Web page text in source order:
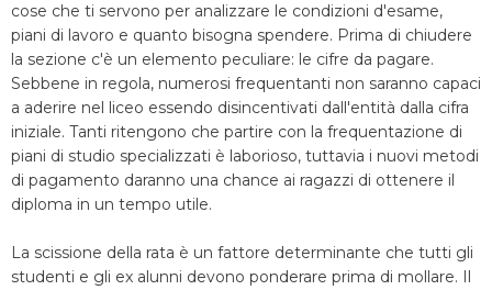
cose che ti servono per analizzare le condizioni d'esame,
piani di lavoro e quanto bisogna spendere. Prima di chiudere
la sezione c'è un elemento peculiare: le cifre da pagare.
Sebbene in regola, numerosi frequentanti non saranno capaci
a aderire nel liceo essendo disincentivati dall'entità dalla cifra
iniziale. Tanti ritengono che partire con la frequentazione di
piani di studio specializzati è laborioso, tuttavia i nuovi metodi
di pagamento daranno una chance ai ragazzi di ottenere il
diploma in un tempo utile.
La scissione della rata è un fattore determinante che tutti gli
studenti e gli ex alunni devono ponderare prima di mollare. Il